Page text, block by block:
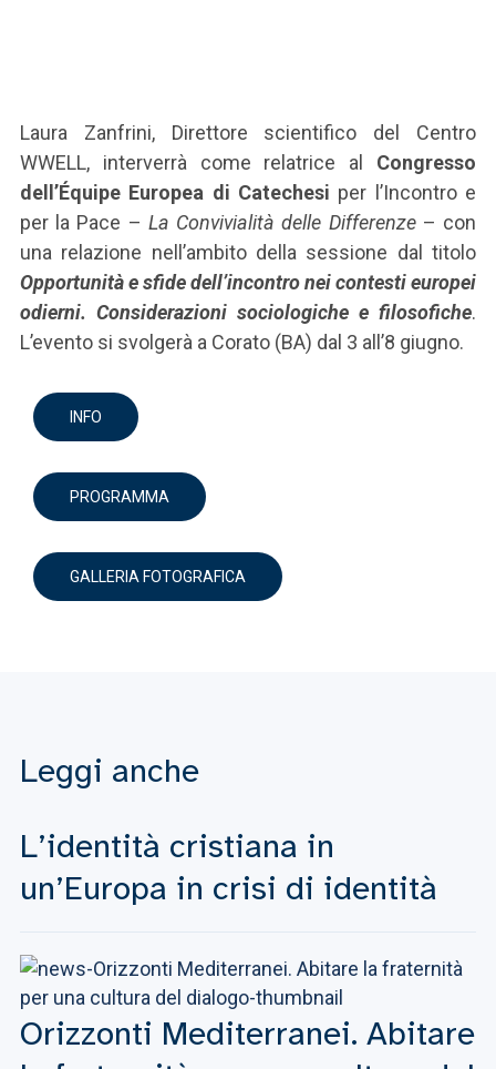
Laura Zanfrini, Direttore scientifico del Centro
WWELL, interverrà come relatrice al Congresso
dell’Équipe Europea di Catechesi per l’Incontro e
per la Pace – La Convivialità delle Differenze– con
una relazione nell’ambito della sessione dal titolo
Opportunità e sfide dell’incontro nei contesti europei
odierni. Considerazioni sociologiche e filosofiche.
L’evento si svolgerà a Corato (BA) dal 3 all’8 giugno.
INFO
PROGRAMMA
GALLERIA FOTOGRAFICA
Leggi anche
L’identità cristiana in
un’Europa in crisi di identità
Orizzonti Mediterranei. Abitare